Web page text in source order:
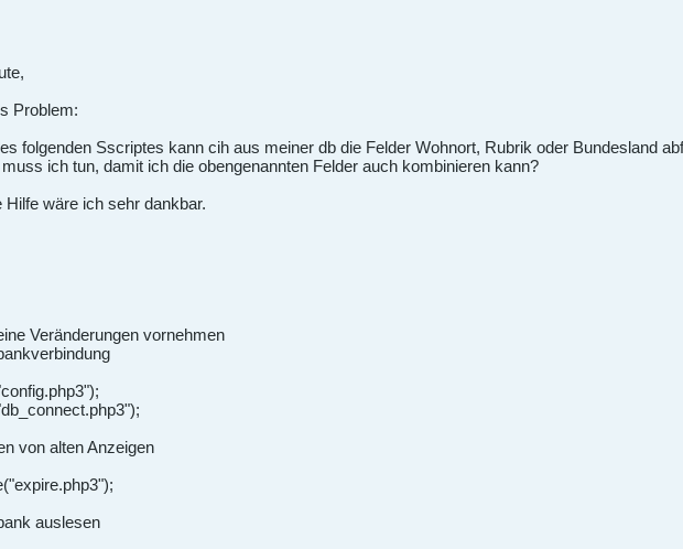
Problem:
folgenden Sscriptes kann cih aus meiner db die Felder Wohnort, Rubrik oder Bundesland
ich tun, damit ich die obengenannten Felder auch kombinieren kann?
Hilfe wäre ich sehr dankbar.
Veränderungen vornehmen
von alten Anzeigen
auslesen